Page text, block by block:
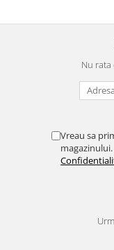
Nu
Vreau sa